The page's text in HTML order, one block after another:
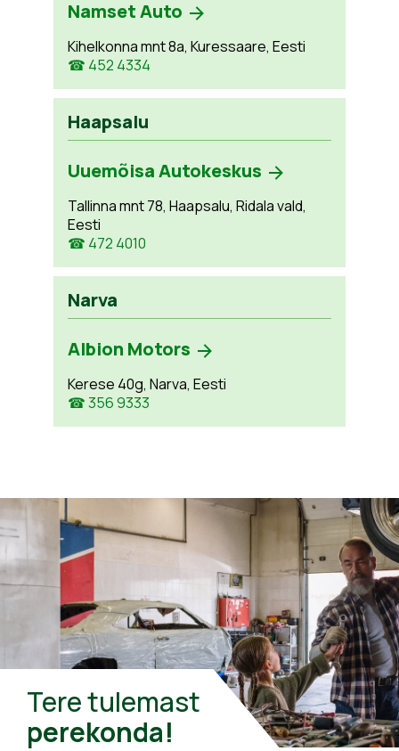
Namset Auto
Kihelkonna mnt 8a, Kuressaare, Eesti
☎ 452 4334
Haapsalu
Uuemõisa Autokeskus
Tallinna mnt 78, Haapsalu, Ridala vald,
Eesti
☎ 472 4010
Narva
Albion Motors
Kerese 40g, Narva, Eesti
☎ 356 9333
Tere tulemast
perekonda!